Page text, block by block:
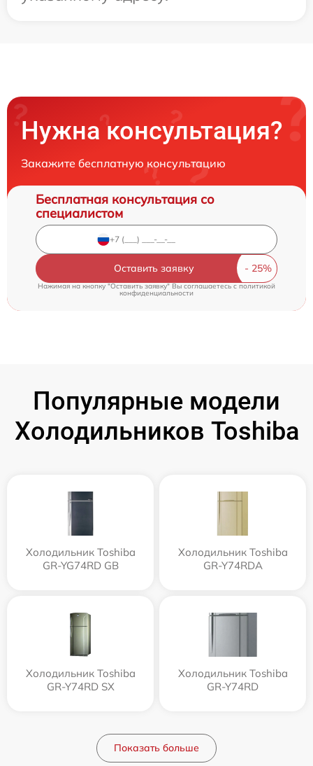
Нужна консультация?
Закажите бесплатную консультацию
Бесплатная консультация со
специалистом
Оставить заявку
Нажимая на кнопку "Оставить заявку" Вы соглашаетесь cполитикой
конфиденциальности
Популярные модели
Холодильников Toshiba
Холодильник Toshiba
GR-YG74RD GB
Холодильник Toshiba
GR-Y74RDA
Холодильник Toshiba
GR-Y74RD SX
Холодильник Toshiba
GR-Y74RD
Показать больше